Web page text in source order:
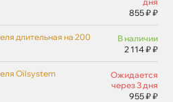
855 ₽ ₽
длительная на 200
наличии
2 114 ₽ ₽
Oilsystem
Ожидается
через 3 дня
955 ₽ ₽